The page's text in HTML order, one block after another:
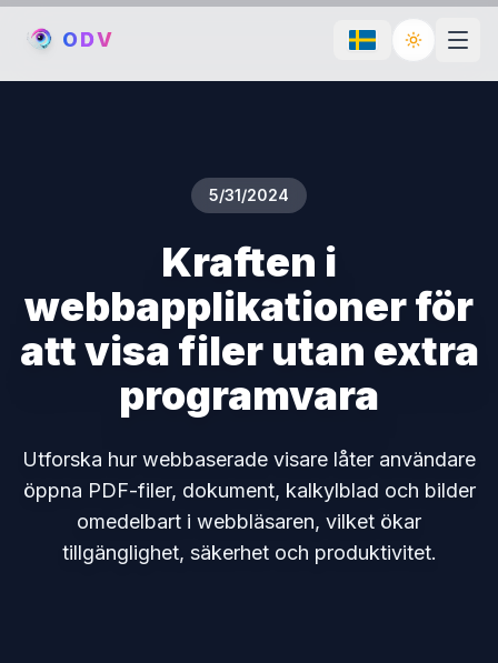
ODV Toggle
5/31/2024
Kraften i
webbapplikationer för
att visa filer utan extra
programvara
Utforska hur webbaserade visare låter användare
öppna PDF-filer, dokument, kalkylblad och bilder
omedelbart i webbläsaren, vilket ökar
tillgänglighet, säkerhet och produktivitet.